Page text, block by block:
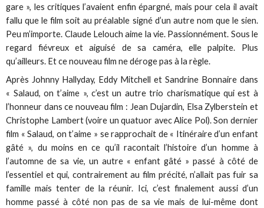
gare », les critiques l’avaient enfin épargné, mais pour cela il avait
fallu que le film soit au préalable signé d’un autre nom que le sien.
Peu m’importe. Claude Lelouch aime la vie. Passionnément. Sous le
regard fiévreux et aiguisé de sa caméra, elle palpite. Plus
qu’ailleurs. Et ce nouveau film ne déroge pas à la règle.
Après Johnny Hallyday, Eddy Mitchell et Sandrine Bonnaire dans
« Salaud, on t’aime », c’est un autre trio charismatique qui est à
l’honneur dans ce nouveau film : Jean Dujardin, Elsa Zylberstein et
Christophe Lambert (voire un quatuor avec Alice Pol). Son dernier
film « Salaud, on t’aime » se rapprochait de « Itinéraire d’un enfant
gâté », du moins en ce qu’il racontait l’histoire d’un homme à
l’automne de sa vie, un autre « enfant gâté » passé à côté de
l’essentiel et qui, contrairement au film précité, n’allait pas fuir sa
famille mais tenter de la réunir. Ici, c’est finalement aussi d’un
homme passé à côté non pas de sa vie mais de lui-même dont